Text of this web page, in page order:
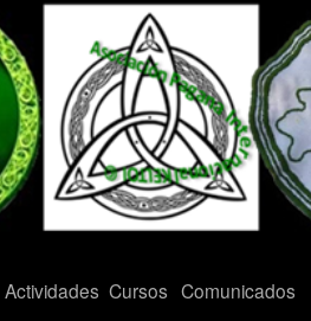
Actividades Cursos Comunicados